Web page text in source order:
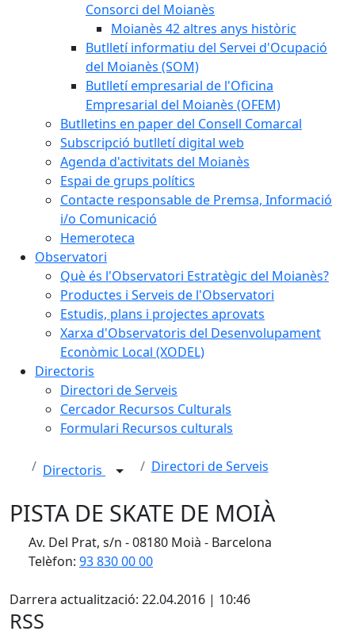
Consorci del Moianès
Moianès 42 altres anys històric
Butlletí informatiu del Servei d'Ocupació
del Moianès (SOM)
Butlletí empresarial de l'Oficina
Empresarial del Moianès (OFEM)
Butlletins en paper del Consell Comarcal
Subscripció butlletí digital web
Agenda d'activitats del Moianès
Espai de grups polítics
Contacte responsable de Premsa, Informació
i/o Comunicació
Hemeroteca
Observatori
Què és l'Observatori Estratègic del Moianès?
Productes i Serveis de l'Observatori
Estudis, plans i projectes aprovats
Xarxa d'Observatoris del Desenvolupament
Econòmic Local (XODEL)
Directoris
Directori de Serveis
Cercador Recursos Culturals
Formulari Recursos culturals
Directoris Directori de Serveis
PISTA DE SKATE DE MOIÀ
Av. Del Prat, s/n - 08180 Moià - Barcelona
Telèfon: 93 830 00 00
Darrera actualització: 22.04.2016 | 10:46
RSS